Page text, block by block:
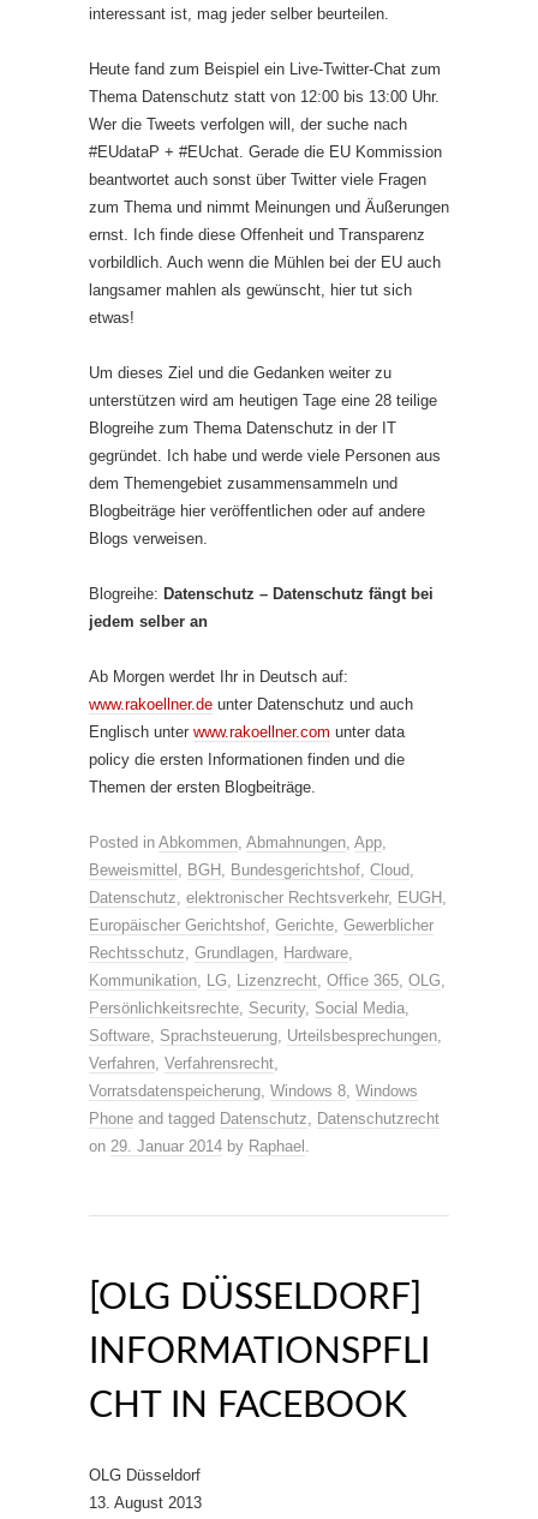
interessant ist, mag jeder selber beurteilen.
Heute fand zum Beispiel ein Live-Twitter-Chat zum
Thema Datenschutz statt von 12:00 bis 13:00 Uhr.
Wer die Tweets verfolgen will, der suche nach
#EUdataP + #EUchat. Gerade die EU Kommission
beantwortet auch sonst über Twitter viele Fragen
zum Thema und nimmt Meinungen und Äußerungen
ernst. Ich finde diese Offenheit und Transparenz
vorbildlich. Auch wenn die Mühlen bei der EU auch
langsamer mahlen als gewünscht, hier tut sich
etwas!
Um dieses Ziel und die Gedanken weiter zu
unterstützen wird am heutigen Tage eine 28 teilige
Blogreihe zum Thema Datenschutz in der IT
gegründet. Ich habe und werde viele Personen aus
dem Themengebiet zusammensammeln und
Blogbeiträge hier veröffentlichen oder auf andere
Blogs verweisen.
Blogreihe: Datenschutz – Datenschutz fängt bei
jedem selber an
Ab Morgen werdet Ihr in Deutsch auf:
www.rakoellner.de unter Datenschutz und auch
Englisch unter www.rakoellner.com unter data
policy die ersten Informationen finden und die
Themen der ersten Blogbeiträge.
Posted in Abkommen, Abmahnungen, App,
Beweismittel , BGH , Bundesgerichtshof, Cloud,
Datenschutz, elektronischer Rechtsverkehr, EUGH ,
Europäischer Gerichtshof, Gerichte, Gewerblicher
Rechtsschutz, Grundlagen, Hardware,
Kommunikation, LG, Lizenzrecht, Office 365, OLG,
Persönlichkeitsrechte, Security, Social Media,
Software, Sprachsteuerung, Urteilsbesprechungen,
Verfahren, Verfahrensrecht,
Vorratsdatenspeicherung, Windows 8, Windows
Phone and tagged Datenschutz, Datenschutzrecht
on 29. Januar 2014 by Raphael .
[OLG DÜSSELDORF]
INFORMATIONSPFLI
CHT IN FACEBOOK
OLG Düsseldorf
13. August 2013